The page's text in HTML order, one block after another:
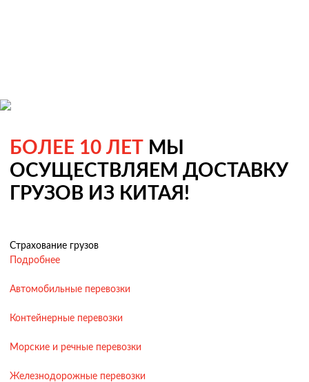
БОЛЕЕ 10 ЛЕТ МЫ
ОСУЩЕСТВЛЯЕМ ДОСТАВКУ
ГРУЗОВ ИЗ КИТАЯ!
Страхование грузов
Подробнее
Автомобильные перевозки
Контейнерные перевозки
Морские и речные перевозки
Железнодорожные перевозки